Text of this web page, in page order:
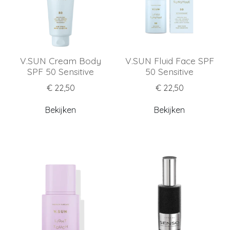
V.SUN Cream Body
SPF 50 Sensitive
€ 22,50
Bekijken
V.SUN Fluid Face SPF
50 Sensitive
€ 22,50
Bekijken